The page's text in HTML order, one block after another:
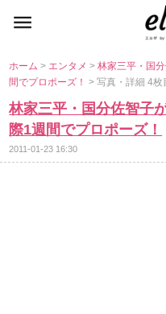
ホーム> エンタメ>林家三平・国
間でプロポーズ！> 写真・詳細 4枚
林家三平・国分佐智子
際1週間でプロポーズ！
2011-01-23 16:30